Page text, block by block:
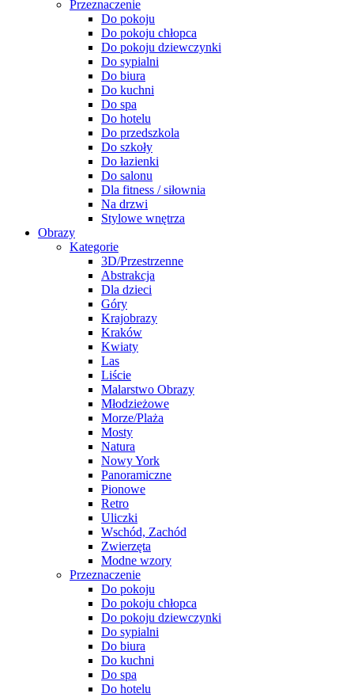
Przeznaczenie
Do pokoju
Do pokoju chłopca
Do pokoju dziewczynki
Do sypialni
Do biura
Do kuchni
Do spa
Do hotelu
Do przedszkola
Do szkoły
Do łazienki
Do salonu
Dla fitness / siłownia
Na drzwi
Stylowe wnętrza
Obrazy
Kategorie
3D/Przestrzenne
Abstrakcja
Dla dzieci
Góry
Krajobrazy
Kraków
Kwiaty
Las
Liście
Malarstwo Obrazy
Młodzieżowe
Morze/Plaża
Mosty
Natura
Nowy York
Panoramiczne
Pionowe
Retro
Uliczki
Wschód, Zachód
Zwierzęta
Modne wzory
Przeznaczenie
Do pokoju
Do pokoju chłopca
Do pokoju dziewczynki
Do sypialni
Do biura
Do kuchni
Do spa
Do hotelu